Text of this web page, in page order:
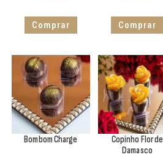
Comprar Comprar
Bombom Charge
Copinho Flor de
Damasco